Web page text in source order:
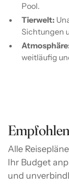
Pool.
Tierwelt:
Sichtungen
weitläufig
Alle
Ihr Budget
und